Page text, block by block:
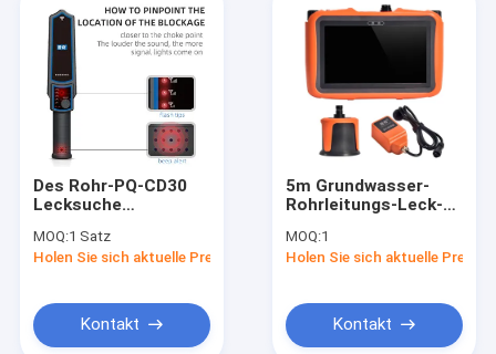
Des Rohr-PQ-CD30
Lecksuche
Detektor-der Tiefen-
30M Main Water Line
MOQ:1 Satz
Holen Sie sich aktuelle Preis
Kontakt
5m Grundwasser-
Rohrleitungs-Leck-
elektrisches
Ultraschall-PQWT
MOQ:1
Holen Sie sich aktuelle Preis
Kontakt